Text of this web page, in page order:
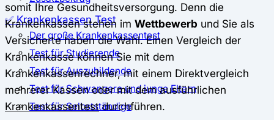
✅ Krankenkassen Test
Der große Krankenkassentest
Test für Studierende
Test für Auszubildende
Test für Schwangere und junge Eltern
Test für Selbstständige
somit Ihre Gesundheitsversorgung. Denn die
Krankenkassen stehen im Wettbewerb und Sie als
Versicherte haben die Wahl. Einen Vergleich der
Krankenkasse können Sie mit dem
Krankenkassenrechner, mit einem Direktvergleich
mehrerer Kassen oder mit dem ausführlichen
Krankenkassentestdurchführen.